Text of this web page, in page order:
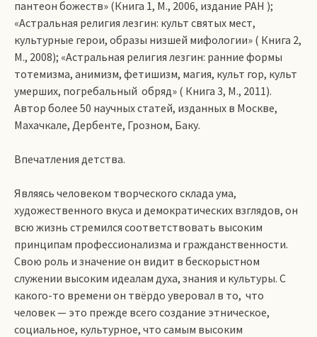
пантеон божеств» (Книга 1, М., 2006, издание РАН );
«Астральная религия лезгин: культ святых мест,
культурные герои, образы низшей мифологии» ( Книга 2,
М., 2008); «Астральная религия лезгин: ранние формы
тотемизма, анимизм, фетишизм, магия, культ гор, культ
умерших, погребальный обряд» ( Книга 3, М., 2011).
Автор более 50 научных статей, изданных в Москве,
Махачкале, Дербенте, Грозном, Баку.
Впечатления детства.
Являясь человеком творческого склада ума,
художественного вкуса и демократических взглядов, он
всю жизнь стремился соответствовать высоким
принципам профессионализма и гражданственности.
Свою роль и значение он видит в бескорыстном
служении высоким идеалам духа, знания и культуры. С
какого-то времени он твёрдо уверовал в то, что
человек — это прежде всего создание этническое,
социальное, культурное, что самым высоким